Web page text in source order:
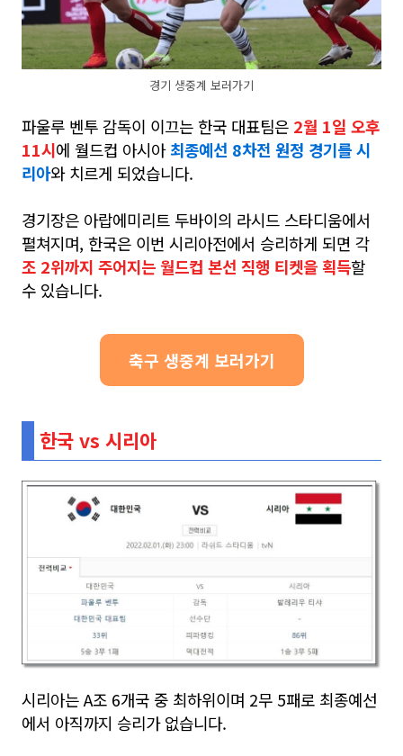
경기 생중계 보러가기
파울루 벤투 감독이 이끄는 한국 대표팀은 2월 1일 오후
11시에 월드컵 아시아최종예선 8차전 원정 경기를 시
리아와 치르게 되었습니다.
경기장은 아랍에미리트 두바이의 라시드 스타디움에서
펼쳐지며, 한국은 이번 시리아전에서 승리하게 되면 각
조 2위까지 주어지는 월드컵 본선 직행 티켓을 획득할
수 있습니다.
축구 생중계 보러가기
한국 vs 시리아
시리아는 A조 6개국 중 최하위이며 2무 5패로 최종예선
에서 아직까지 승리가 없습니다.